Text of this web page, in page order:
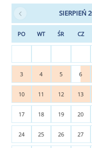
SIERPIEŃ
PO WT ŚR CZ
3 4 5 6
10 11 12 13
17 18 19 20
24 25 26 27